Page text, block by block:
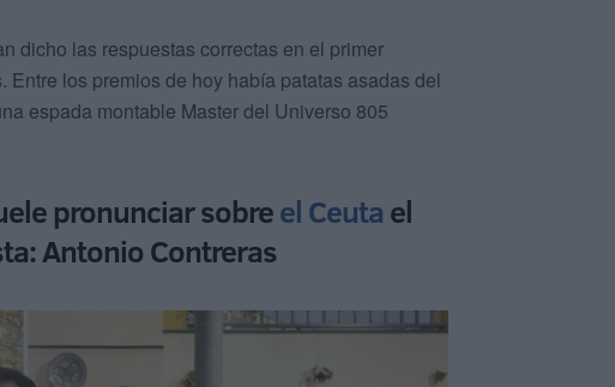
dicho las respuestas correctas en el primer
los premios de hoy había patatas asadas del
espada montable Master del Universo 805
pronunciar sobreel Ceuta el
Antonio Contreras